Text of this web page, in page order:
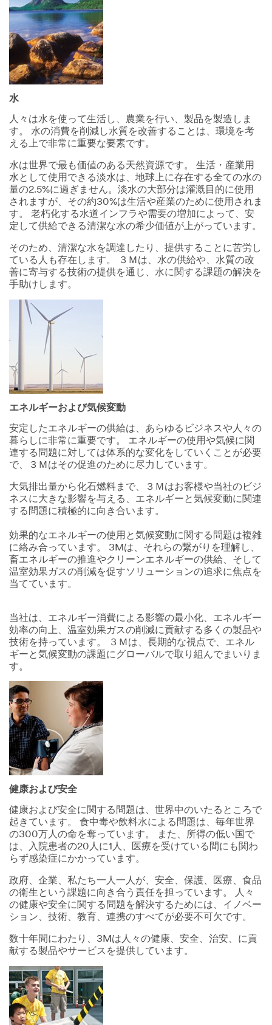
水
人々は水を使って生活し、農業を行い、製品を製造しま
す。 水の消費を削減し水質を改善することは、環境を考
える上で非常に重要な要素です。
水は世界で最も価値のある天然資源です。 生活・産業用
水として使用できる淡水は、地球上に存在する全ての水の
量の2.5%に過ぎません。淡水の大部分は灌漑目的に使用
されますが、その約30%は生活や産業のために使用されま
す。 老朽化する水道インフラや需要の増加によって、安
定して供給できる清潔な水の希少価値が上がっています。
そのため、清潔な水を調達したり、提供することに苦労し
ている人も存在します。 ３Ｍは、水の供給や、水質の改
善に寄与する技術の提供を通じ、水に関する課題の解決を
手助けします。
エネルギーおよび気候変動
安定したエネルギーの供給は、あらゆるビジネスや人々の
暮らしに非常に重要です。 エネルギーの使用や気候に関
連する問題に対しては体系的な変化をしていくことが必要
で、３Ｍはその促進のために尽力しています。
大気排出量から化石燃料まで、３Ｍはお客様や当社のビジ
ネスに大きな影響を与える、エネルギーと気候変動に関連
する問題に積極的に向き合います。
効果的なエネルギーの使用と気候変動に関する問題は複雑
に絡み合っています。 3Mは、それらの繋がりを理解し、
畜エネルギーの推進やクリーンエネルギーの供給、そして
温室効果ガスの削減を促すソリューションの追求に焦点を
当てています。
当社は、エネルギー消費による影響の最小化、エネルギー
効率の向上、温室効果ガスの削減に貢献する多くの製品や
技術を持っています。 ３Ｍは、長期的な視点で、エネル
ギーと気候変動の課題にグローバルで取り組んでまいりま
す。
健康および安全
健康および安全に関する問題は、世界中のいたるところで
起きています。 食中毒や飲料水による問題は、毎年世界
の300万人の命を奪っています。 また、所得の低い国で
は、入院患者の20人に1人、医療を受けている間にも関わ
らず感染症にかかっています。
政府、企業、私たち一人一人が、安全、保護、医療、食品
の衛生という課題に向き合う責任を担っています。 人々
の健康や安全に関する問題を解決するためには、イノベー
ション、技術、教育、連携のすべてが必要不可欠です。
数十年間にわたり、3Mは人々の健康、安全、治安、に貢
献する製品やサービスを提供しています。